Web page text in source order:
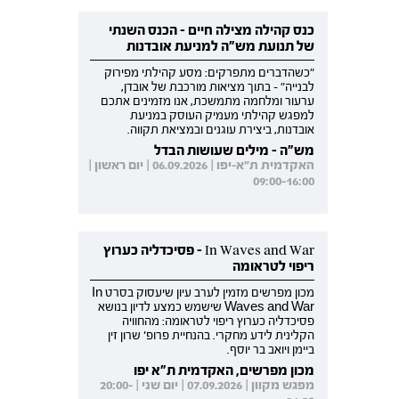
כנס קהילה מצילה חיים - הכנס השנתי
של תנועת מש"ה למניעת אובדנות
"כשהדברים מתפרקים: מסע קהילתי מפירוק
לבנייה" - בתוך מציאות מורכבת של אובדן,
ערעור ומלחמה מתמשכת, אנו מזמינים אתכם
למפגש קהילתי מעמיק העוסק במניעת
אובדנות, ביצירת עוגנים ובמציאת תקווה.
מש"ה - מילים שעושות הבדל
האקדמית ת"א-יפו | 06.09.2026 | יום ראשון |
09:00-16:00
In Waves and War - פסיכדליה כערוץ
ריפוי לטראומה
מכון מפרשים מזמין לערב עיון שיעסוק בסרט In
Waves and War שישמש כמצע לדיון בנושא
פסיכדליה כערוץ ריפוי לטראומה: מהחוויה
הקלינית לידע מחקרי. בהנחיית פרופ' שרון זין
ביימן ויואב בר יוסף.
מכון מפרשים, האקדמית ת"א יפו
מפגש מקוון | 07.09.2026 | יום שני | 20:00-